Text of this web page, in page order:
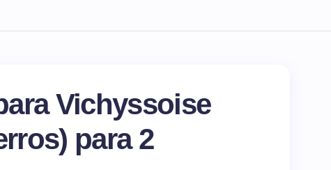
Vichyssoise
para 2